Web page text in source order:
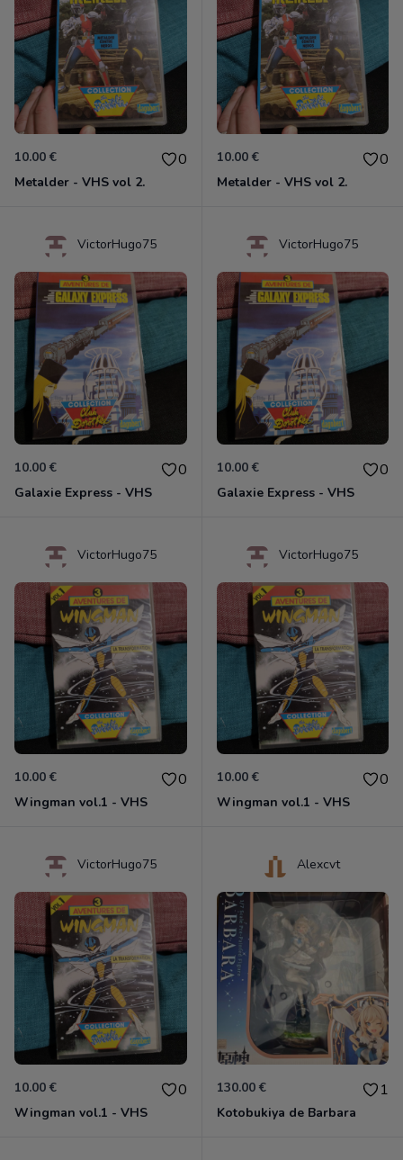
10.00 € 0
Metalder - VHS vol 2.
10.00 € 0
Metalder - VHS vol 2.
VictorHugo75
10.00 € 0
Galaxie Express - VHS
VictorHugo75
10.00 € 0
Galaxie Express - VHS
VictorHugo75
10.00 € 0
Wingman vol.1 - VHS
VictorHugo75
10.00 € 0
Wingman vol.1 - VHS
VictorHugo75
10.00 € 0
Wingman vol.1 - VHS
Alexcvt
130.00 € 1
Kotobukiya de Barbara